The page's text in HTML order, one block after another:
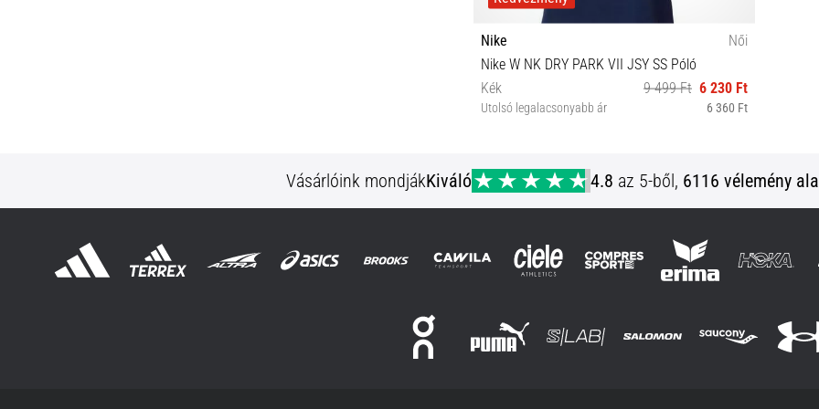
Nike
Női
Nike W NK DRY PARK VII JSY SS Póló
Kék
9 499 Ft 6 230 Ft
Utolsó legalacsonyabb ár 6 360 Ft
Vásárlóink mondjákKiváló 4.8 az 5-ből, 6116 vélemény